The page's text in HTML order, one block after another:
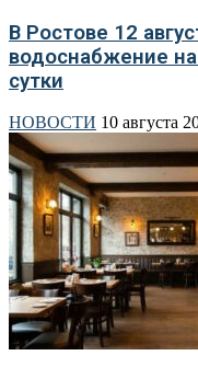
В Ростове 12
водоснабжение
сутки
НОВОСТИ 10 августа